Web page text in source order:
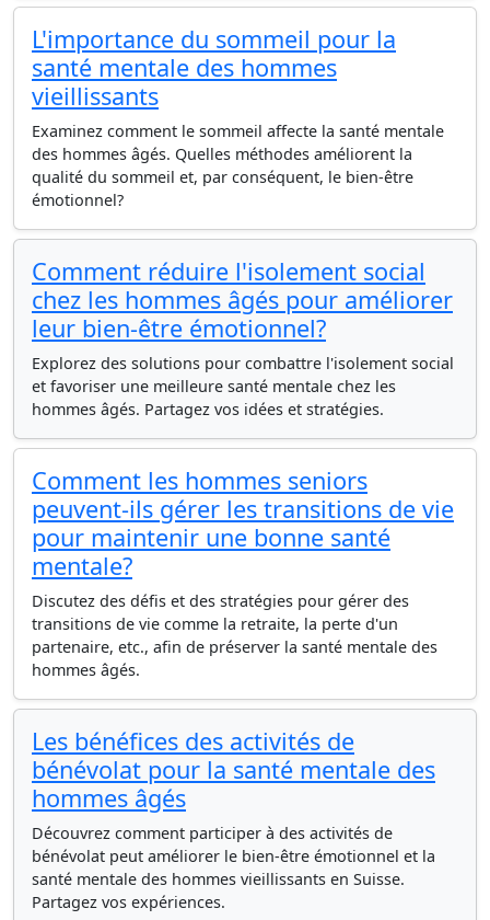
L'importance du sommeil pour la
santé mentale des hommes
vieillissants
Examinez comment le sommeil affecte la santé mentale
des hommes âgés. Quelles méthodes améliorent la
qualité du sommeil et, par conséquent, le bien-être
émotionnel?
Comment réduire l'isolement social
chez les hommes âgés pour améliorer
leur bien-être émotionnel?
Explorez des solutions pour combattre l'isolement social
et favoriser une meilleure santé mentale chez les
hommes âgés. Partagez vos idées et stratégies.
Comment les hommes seniors
peuvent-ils gérer les transitions de vie
pour maintenir une bonne santé
mentale?
Discutez des défis et des stratégies pour gérer des
transitions de vie comme la retraite, la perte d'un
partenaire, etc., afin de préserver la santé mentale des
hommes âgés.
Les bénéfices des activités de
bénévolat pour la santé mentale des
hommes âgés
Découvrez comment participer à des activités de
bénévolat peut améliorer le bien-être émotionnel et la
santé mentale des hommes vieillissants en Suisse.
Partagez vos expériences.